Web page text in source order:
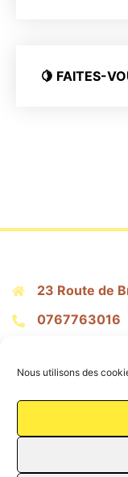
Nous utilisons des
🍋 FAITES-
23 Route de
0767763016
Mentions Légales
Conditions